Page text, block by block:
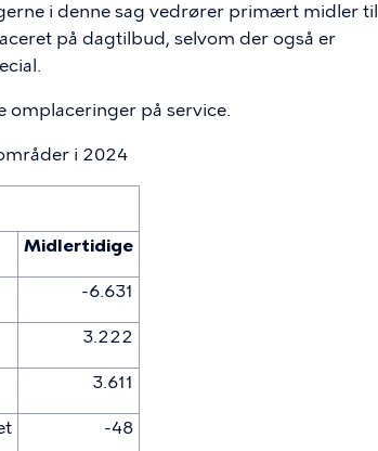
i denne sag vedrører primært midler til
på dagtilbud, selvom der også er
omplaceringer på service.
i 2024
Midlertidige
-6.631
3.222
3.611
-48